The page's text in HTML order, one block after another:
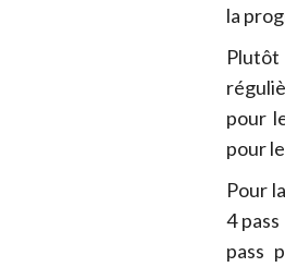
la
Plutôt
pour
pour
Pour
4
pass